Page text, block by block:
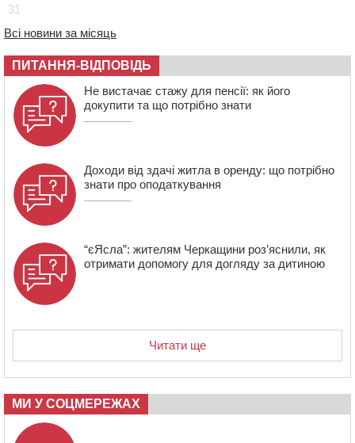
09:42 “Черкасиводоканал” пропонує підвищити
09:08 Встановити гойдалки, карусель і закупити іграшки: у
Черкасах просять покращити умови в дитсадку
31
Всі новини за місяць
ПИТАННЯ-ВІДПОВІДЬ
Не вистачає стажу для пенсії: як його
докупити та що потрібно знати
Доходи від здачі житла в оренду: що потрібно
знати про оподаткування
“єЯсла”: жителям Черкащини роз’яснили, як
отримати допомогу для догляду за дитиною
Читати ще
МИ У СОЦМЕРЕЖАХ